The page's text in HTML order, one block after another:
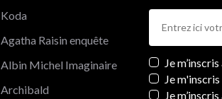
Newsletters
Je
Je
Je
Koda
Agatha Raisin enquête
Albin Michel Imaginaire
Archibald